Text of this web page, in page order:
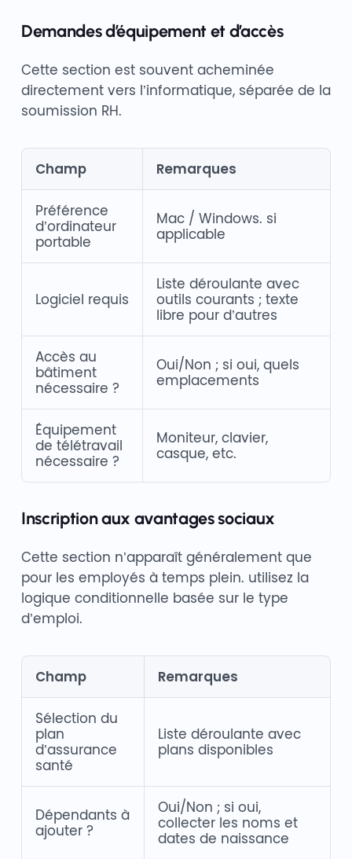
Demandes d’équipement et d’accès
Cette section est souvent acheminée
directement vers l’informatique, séparée de la
soumission RH.
Champ Remarques
Préférence
d’ordinateur
portable
Mac / Windows. si
applicable
Logiciel requis
Liste déroulante avec
outils courants ; texte
libre pour d’autres
Accès au
bâtiment
nécessaire ?
Oui/Non ; si oui, quels
emplacements
Équipement
de télétravail
nécessaire ?
Moniteur, clavier,
casque, etc.
Inscription aux avantages sociaux
Cette section n’apparaît généralement que
pour les employés à temps plein. utilisez la
logique conditionnelle basée sur le type
d’emploi.
Champ Remarques
Sélection du
plan
d’assurance
santé
Liste déroulante avec
plans disponibles
Dépendants à
ajouter ?
Oui/Non ; si oui,
collecter les noms et
dates de naissance